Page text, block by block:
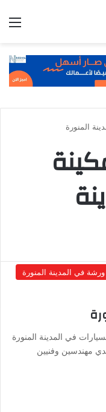
المنورة
في المدينة المنورة
في المدينة المنورة
مهندسين وفنيين